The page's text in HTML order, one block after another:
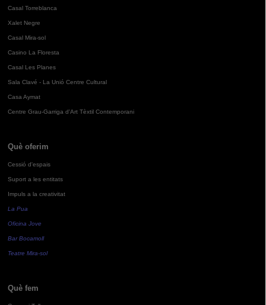
Casal Torreblanca
Xalet Negre
Casal Mira-sol
Casino La Floresta
Casal Les Planes
Sala Clavé - La Unió Centre Cultural
Casa Aymat
Centre Grau-Garriga d'Art Tèxtil Contemporani
Què oferim
Cessió d'espais
Suport a les entitats
Impuls a la creativitat
La Pua
Oficina Jove
Bar Bocamoll
Teatre Mira-sol
Què fem